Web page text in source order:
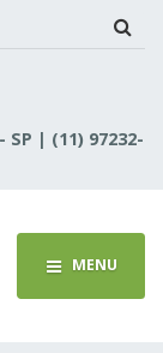
SP | (11) 97232-
MENU